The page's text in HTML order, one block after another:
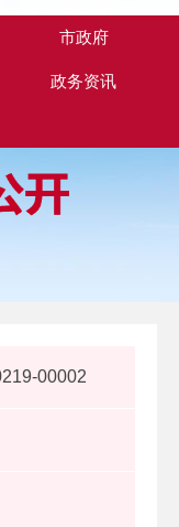
市政府
政务资讯
00002